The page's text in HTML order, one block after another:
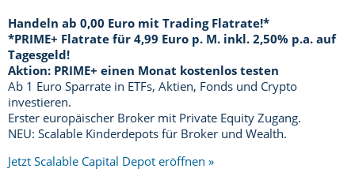
Handeln ab 0,00 Euro mit Trading Flatrate!*
*PRIME+ Flatrate für 4,99 Euro p. M. inkl. 2,50% p.a. auf
Tagesgeld!
Aktion: PRIME+ einen Monat kostenlos testen
Ab 1 Euro Sparrate in ETFs, Aktien, Fonds und Crypto
investieren.
Erster europäischer Broker mit Private Equity Zugang.
NEU: Scalable Kinderdepots für Broker und Wealth.
Jetzt Scalable Capital Depot eröffnen »